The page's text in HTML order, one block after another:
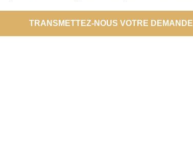
TRANSMETTEZ-NOUS VOTRE DEMANDE